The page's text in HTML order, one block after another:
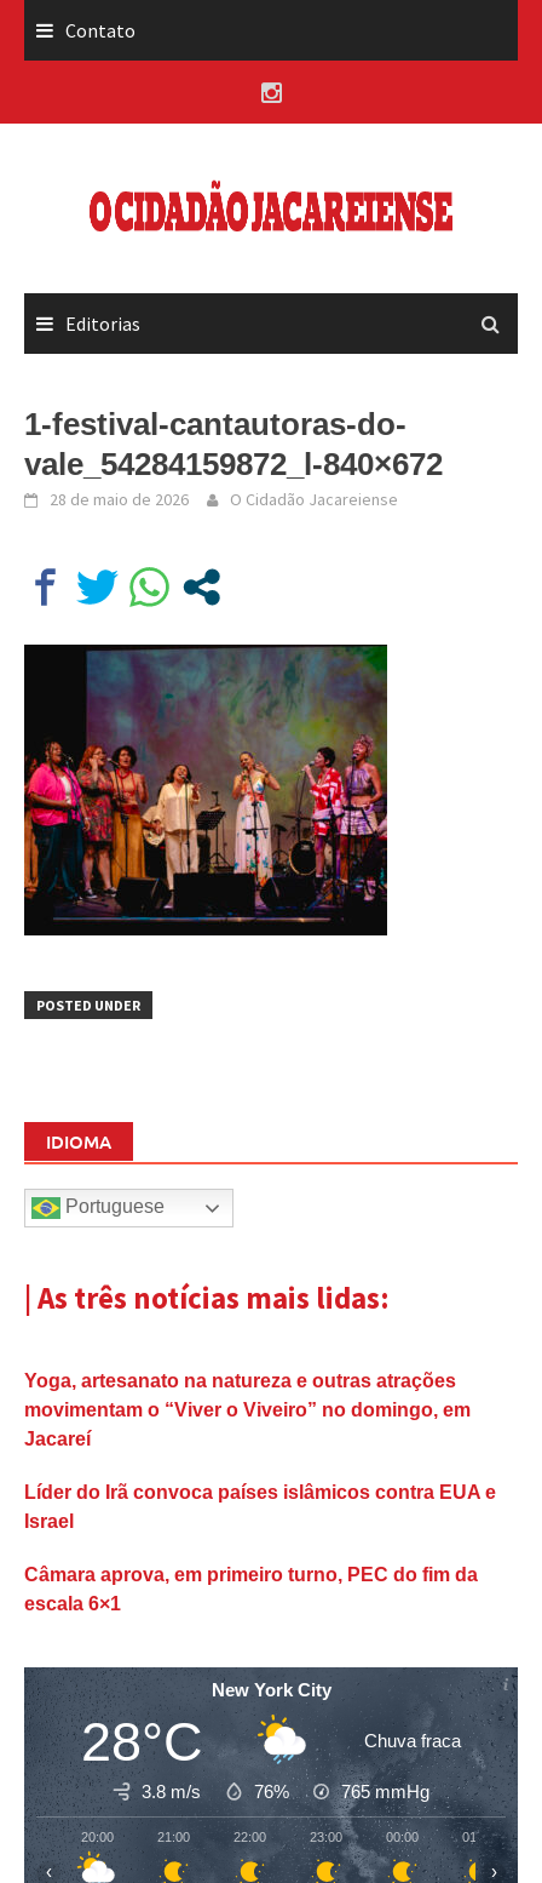
Contato
Editorias
1-festival-cantautoras-do-
vale_54284159872_l-840×672
28 de maio de 2026 O Cidadão Jacareiense
POSTED UNDER
IDIOMA
Portuguese
| As três notícias mais lidas:
Yoga, artesanato na natureza e outras atrações
movimentam o “Viver o Viveiro” no domingo, em
Jacareí
Líder do Irã convoca países islâmicos contra EUA e
Israel
Câmara aprova, em primeiro turno, PEC do fim da
escala 6×1
New York City
28°C Chuva fraca
3.8 m/s 76% 765mmHg
20:00 21:00 22:00 23:00 00:00 01:00
‹ ›